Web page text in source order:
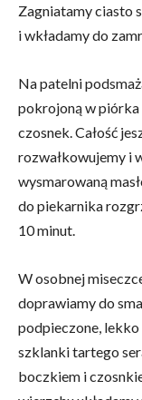
Zagniatamy ciasto
i wkładamy do
Na patelni
pokrojoną w
czosnek. Całość
rozwałkowujemy i
wysmarowaną
do piekarnika
10 minut.
W osobnej
doprawiamy do
podpieczone, lekko
szklanki tartego
boczkiem i